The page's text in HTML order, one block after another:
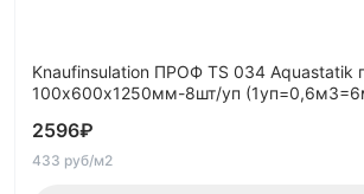
Knaufinsulation ПРОФ TS 034 Aquastatik
100х600х1250мм-8шт/уп
2596₽
433 руб/м2